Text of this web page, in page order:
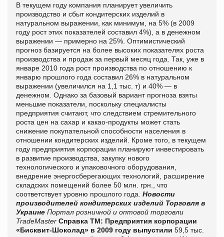
В текущем году компания планирует увеличить
производство и сбыт кондитерских изделий в
натуральном выражении, как минимум, на 5% (в 2009
году рост этих показателей составил 4%), а в денежном
выражении — примерно на 25%. Оптимистический
прогноз базируется на более высоких показателях роста
производства и продаж за первый месяц года. Так, уже в
январе 2010 года рост производства по отношению к
январю прошлого года составил 26% в натуральном
выражении (увеличился на 1,1 тыс. т) и 40% — в
денежном. Однако за базовый вариант прогноза взяты
меньшие показатели, поскольку специалисты
предприятия считают, что следствием стремительного
роста цен на сахар и какао-продукты может стать
снижение покупательной способности населения в
отношении кондитерских изделий. Кроме того, в текущем
году предприятия корпорации планируют инвестировать
в развитие производства, закупку нового
технологического и упаковочного оборудования,
внедрение энергосберегающих технологий, расширение
складских помещений более 50 млн. грн., что
соответствует уровню прошлого года. Новости
производителей кондитерских изделий Торговля в
Украине Портал розничной и оптовой торговли
TradeMaster Справка ТМ: Предприятия корпорации
«Бисквит-Шоколад» в 2009 году выпустили 59,5 тыс.